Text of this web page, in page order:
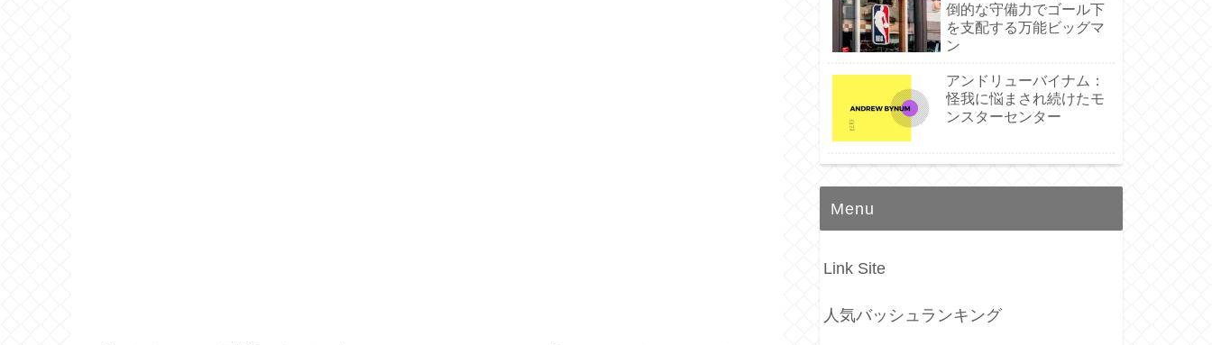
倒的な守備力でゴール下
を支配する万能ビッグマ
ン
アンドリューバイナム：
怪我に悩まされ続けたモ
ンスターセンター
Menu
Link Site
人気バッシュランキング